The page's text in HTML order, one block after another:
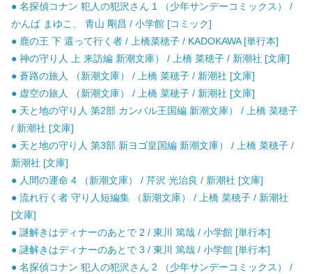
● 名探偵コナン 犯人の犯沢さん 1 （少年サンデーコミックス） /
かんば まゆこ、 青山 剛昌 / 小学館 [コミック]
● 鹿の王 下 還って行く者 / 上橋菜穂子 / KADOKAWA [単行本]
● 神の守り人 上 来訪編 新潮文庫） / 上橋 菜穂子 / 新潮社 [文庫]
● 蒼路の旅人 （新潮文庫） / 上橋 菜穂子 / 新潮社 [文庫]
● 虚空の旅人 （新潮文庫） / 上橋 菜穂子 / 新潮社 [文庫]
● 天と地の守り人 第2部 カンバル王国編 新潮文庫） / 上橋 菜穂子
/ 新潮社 [文庫]
● 天と地の守り人 第3部 新ヨゴ皇国編 新潮文庫） / 上橋 菜穂子 /
新潮社 [文庫]
● 人間の運命 4 （新潮文庫） / 芹沢 光治良 / 新潮社 [文庫]
● 流れ行く者 守り人短編集 （新潮文庫） / 上橋 菜穂子 / 新潮社
[文庫]
● 謎解きはディナーのあとで 2 / 東川 篤哉 / 小学館 [単行本]
● 謎解きはディナーのあとで 3 / 東川 篤哉 / 小学館 [単行本]
● 名探偵コナン 犯人の犯沢さん 2 （少年サンデーコミックス） /